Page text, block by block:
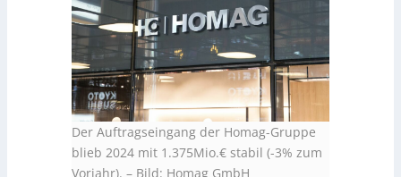
Der Auftragseingang der Homag-Gruppe
blieb 2024 mit 1.375Mio.€ stabil (-3% zum
Vorjahr). – Bild: Homag GmbH